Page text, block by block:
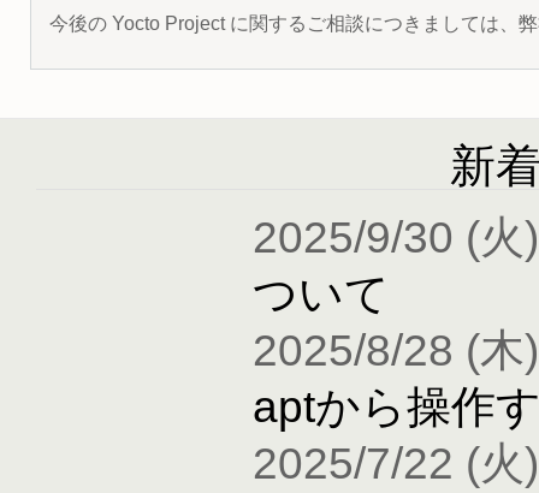
今後の Yocto Project に関するご相談につきましては、
新
2025/9/30 (火
ついて
2025/8/28 (木
aptから操作
2025/7/22 (火